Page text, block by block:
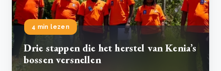
4 min lezen
Drie stappen die het herstel van Kenia’s
bossen versnellen